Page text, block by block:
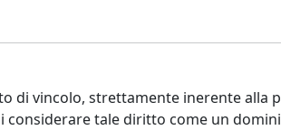
di vincolo, strettamente inerente alla
considerare tale diritto come un